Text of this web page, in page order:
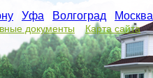
Уфа Волгоград Москва
документы Карта сайта